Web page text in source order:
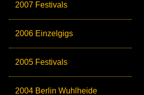
2007 Festivals
2006 Einzelgigs
2005 Festivals
2004 Berlin Wuhlheide